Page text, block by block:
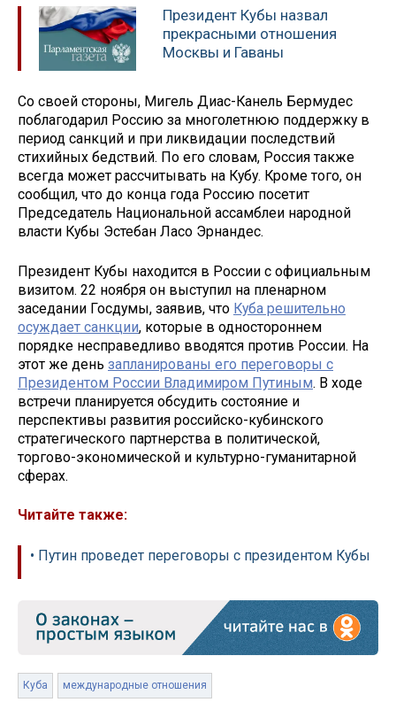
Президент Кубы назвал
прекрасными отношения
Москвы и Гаваны
Со своей стороны, Мигель Диас-Канель Бермудес
поблагодарил Россию за многолетнюю поддержку в
период санкций и при ликвидации последствий
стихийных бедствий. По его словам, Россия также
всегда может рассчитывать на Кубу. Кроме того, он
сообщил, что до конца года Россию посетит
Председатель Национальной ассамблеи народной
власти Кубы Эстебан Ласо Эрнандес.
Президент Кубы находится в России с официальным
визитом. 22 ноября он выступил на пленарном
заседании Госдумы, заявив, что Куба решительно
осуждает санкции, которые в одностороннем
порядке несправедливо вводятся против России. На
этот же день запланированы его переговоры с
Президентом России Владимиром Путиным. В ходе
встречи планируется обсудить состояние и
перспективы развития российско-кубинского
стратегического партнерства в политической,
торгово-экономической и культурно-гуманитарной
сферах.
Читайте также:
• Путин проведет переговоры с президентом Кубы
Куба международные отношения